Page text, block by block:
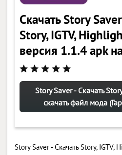
Скачать Story
Story, IGTV,
версия 1.1.4 apk
Story Saver - Скачать
скачать файл мода
Story Saver - Скачать Story,